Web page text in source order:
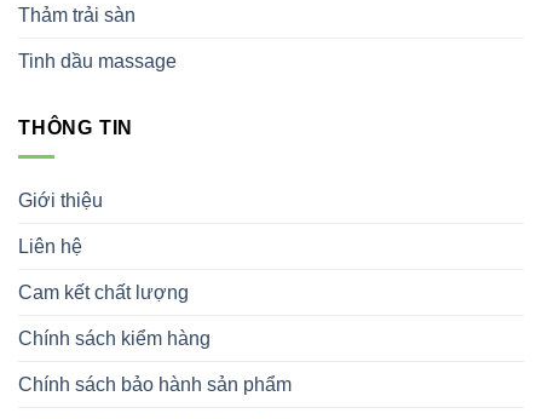
Thảm trải sàn
Tinh dầu massage
THÔNG TIN
Giới thiệu
Liên hệ
Cam kết chất lượng
Chính sách kiểm hàng
Chính sách bảo hành sản phẩm